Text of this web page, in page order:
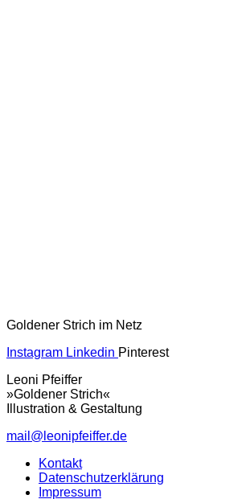
Goldener Strich im Netz
Instagram Linkedin Pinterest
Leoni Pfeiffer
»Goldener Strich«
Illustration & Gestaltung
mail@leonipfeiffer.de
Kontakt
Datenschutzerklärung
Impressum